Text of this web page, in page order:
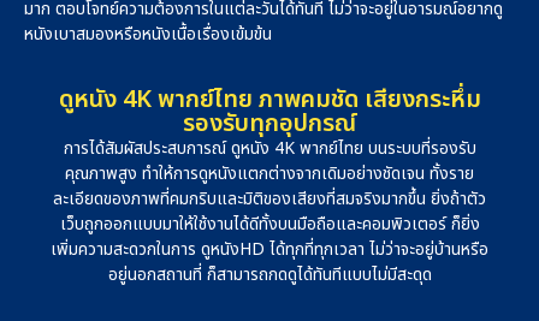
มาก ตอบโจทย์ความต้องการในแต่ละวันได้ทันที ไม่ว่าจะอยู่ในอารมณ์อยากดู
หนังเบาสมองหรือหนังเนื้อเรื่องเข้มข้น
ดูหนัง 4K พากย์ไทย ภาพคมชัด เสียงกระหึ่ม
รองรับทุกอุปกรณ์
การได้สัมผัสประสบการณ์ ดูหนัง 4K พากย์ไทย บนระบบที่รองรับ
คุณภาพสูง ทำให้การดูหนังแตกต่างจากเดิมอย่างชัดเจน ทั้งราย
ละเอียดของภาพที่คมกริบและมิติของเสียงที่สมจริงมากขึ้น ยิ่งถ้าตัว
เว็บถูกออกแบบมาให้ใช้งานได้ดีทั้งบนมือถือและคอมพิวเตอร์ ก็ยิ่ง
เพิ่มความสะดวกในการ ดูหนังHD ได้ทุกที่ทุกเวลา ไม่ว่าจะอยู่บ้านหรือ
อยู่นอกสถานที่ ก็สามารถกดดูได้ทันทีแบบไม่มีสะดุด